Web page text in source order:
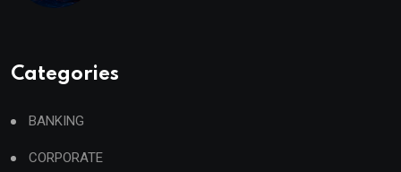
Categories
BANKING
CORPORATE